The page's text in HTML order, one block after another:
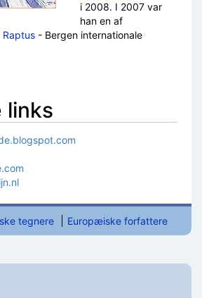
i 2008. I 2007 var
han en af
Raptus - Bergen internationale
links
tegnere Europæiske forfattere